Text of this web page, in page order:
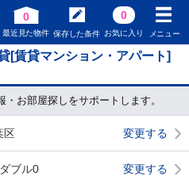
0
最近見た物件 保存した条件
0
お気に入り メニュー
[賃貸マンション・アパート]
お部屋探しをサポートします。
区 変更する
ブル0 変更する